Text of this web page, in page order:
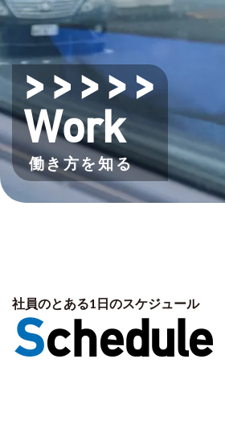
Work
働き方を知る
社員のとある1日のスケジュール
Schedule